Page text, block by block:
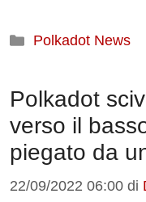
Categorie
Polkadot News
Polkadot
verso il
piegato da
22/09/2022 06:00 di